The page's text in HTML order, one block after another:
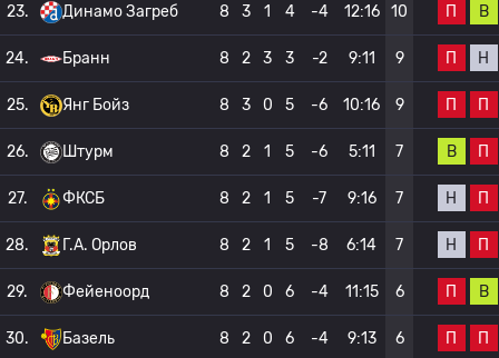
23. Динамо Загреб 8 3 1 4 -4 12:16 10 П В
24. Бранн 8 2 3 3 -2 9:11 9 П Н
25. Янг Бойз 8 3 0 5 -6 10:16 9 П П
26. Штурм 8 2 1 5 -6 5:11 7 В П
27. ФКСБ 8 2 1 5 -7 9:16 7 Н П
28. Г.А. Орлов 8 2 1 5 -8 6:14 7 Н П
29. Фейеноорд 8 2 0 6 -4 11:15 6 П В
30. Базель 8 2 0 6 -4 9:13 6 П П